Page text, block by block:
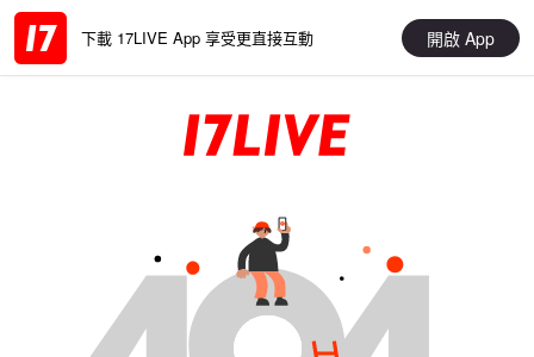
下載 17LIVE App 享受更直接互動 開啟 App